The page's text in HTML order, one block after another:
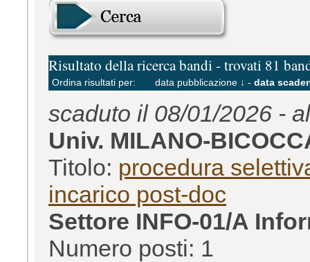
Risultato della ricerca bandi - trovati 81
Ordina risultati per: data pubblicazione ↓ - data
scaduto il 08/01/2026 -
Univ. MILANO-
Titolo: procedura
incarico post-doc
Settore INFO-01/A
Numero posti: 1